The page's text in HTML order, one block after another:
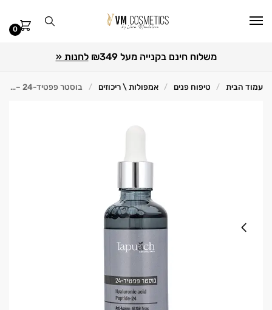
0
משלוח חינם בקנייה מעל ₪349 לחנות «
עמוד הבית / טיפוח פנים / אמפולות \ ריכוזים / בוסטר פפטיד-24 – Tapuach תפוח